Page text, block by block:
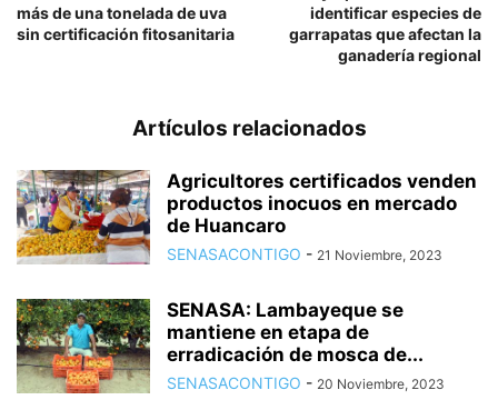
más de una tonelada de uva
sin certificación fitosanitaria
identificar especies de
garrapatas que afectan la
ganadería regional
Artículos relacionados
Agricultores certificados venden
productos inocuos en mercado
de Huancaro
SENASACONTIGO - 21 Noviembre, 2023
SENASA: Lambayeque se
mantiene en etapa de
erradicación de mosca de...
SENASACONTIGO - 20 Noviembre, 2023